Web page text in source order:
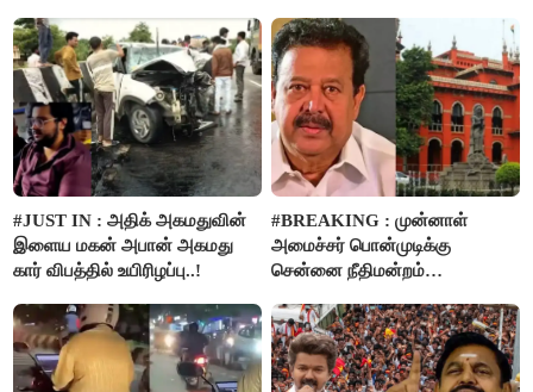
#JUST IN : அதிக் அகமதுவின்
இளைய மகன் அபான் அகமது
கார் விபத்தில் உயிரிழப்பு..!
#BREAKING : முன்னாள்
அமைச்சர் பொன்முடிக்கு
சென்னை நீதிமன்றம்